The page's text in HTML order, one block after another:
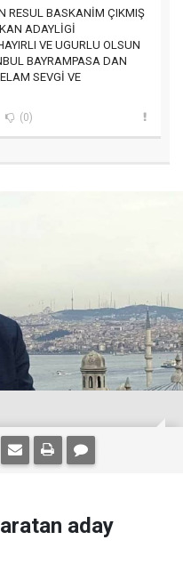
RESUL BASKANİM ÇIKMIŞ
ADAYLİGİ
VE UGURLU OLSUN
BAYRAMPASA DAN
SEVGİ VE
(0)
aday